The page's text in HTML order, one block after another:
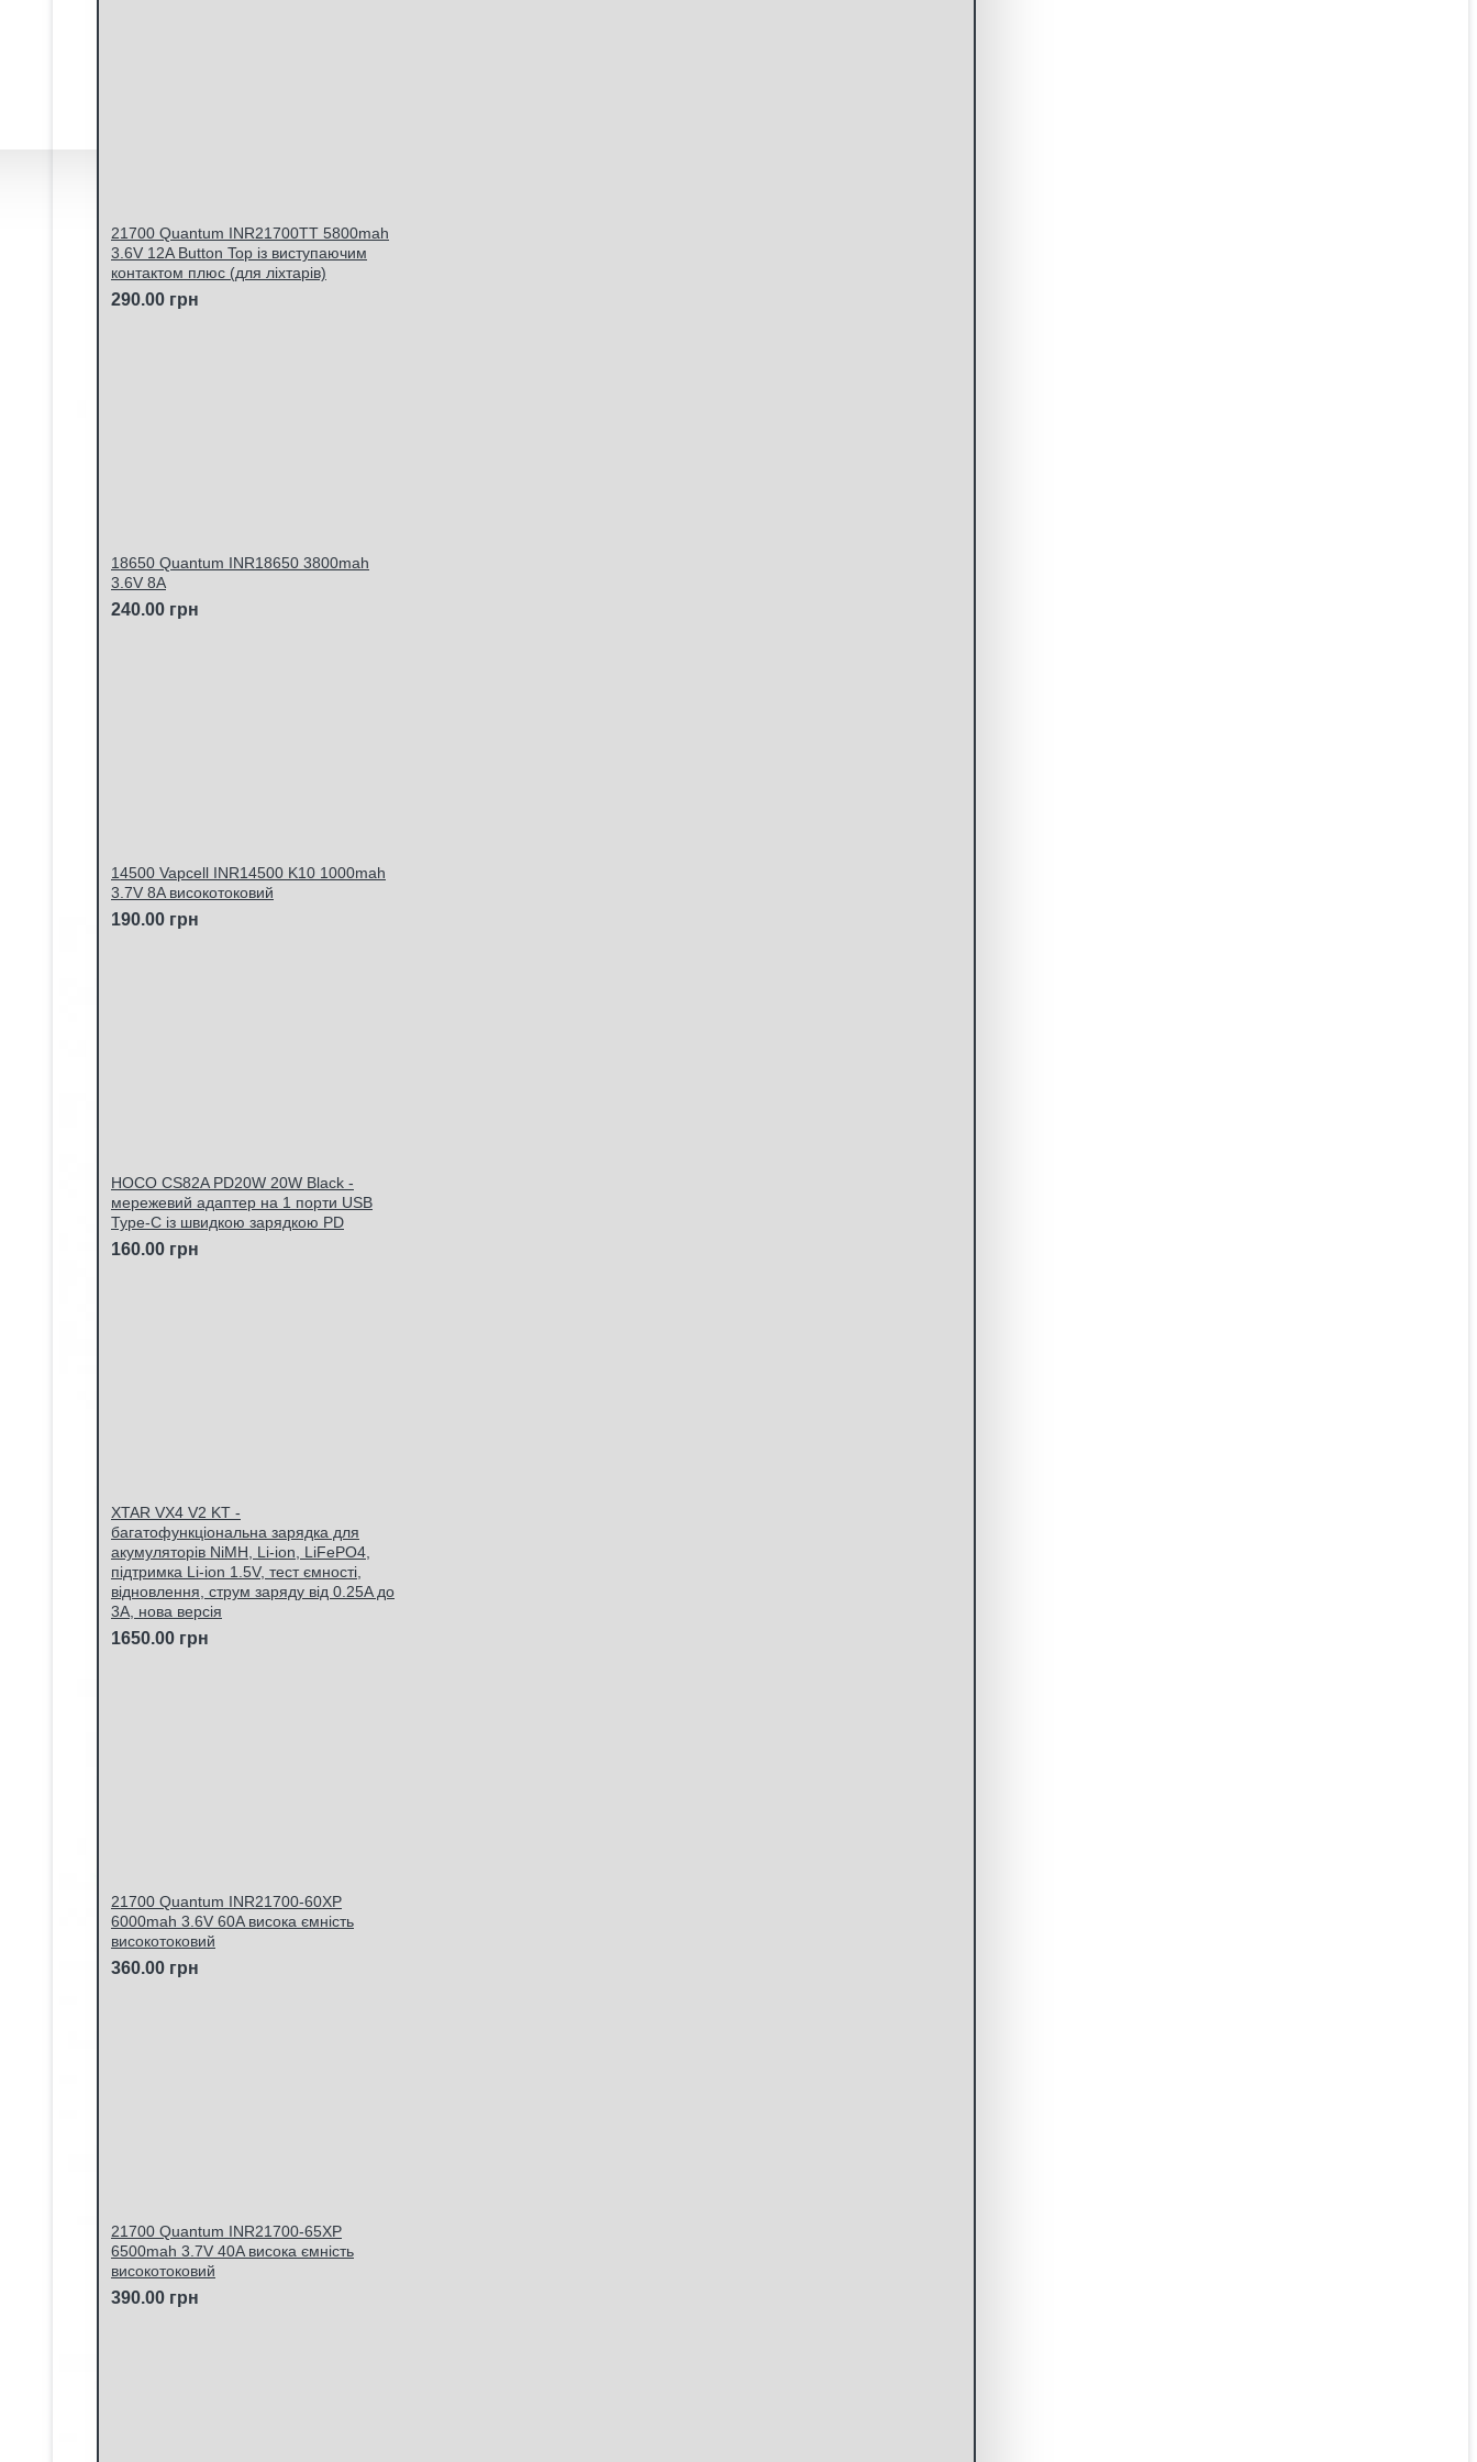
21700 Quantum INR21700TT 5800mah
3.6V 12A Button Top із виступаючим
контактом плюс (для ліхтарів)
290.00 грн
18650 Quantum INR18650 3800mah
3.6V 8A
240.00 грн
14500 Vapcell INR14500 K10 1000mah
3.7V 8A високотоковий
190.00 грн
HOCO CS82A PD20W 20W Black -
мережевий адаптер на 1 порти USB
Type-C із швидкою зарядкою PD
160.00 грн
XTAR VX4 V2 KT -
багатофункціональна зарядка для
акумуляторів NiMH, Li-ion, LiFePO4,
підтримка Li-ion 1.5V, тест ємності,
відновлення, струм заряду від 0.25A до
3A, нова версія
1650.00 грн
21700 Quantum INR21700-60XP
6000mah 3.6V 60A висока ємність
високотоковий
360.00 грн
21700 Quantum INR21700-65XP
6500mah 3.7V 40A висока ємність
високотоковий
390.00 грн